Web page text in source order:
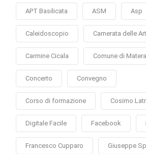
APT Basilicata ASM Asp
Caleidoscopio Camerata delle
Carmine Cicala Comune di Matera
Concerto Convegno
Corso di formazione Cosimo
Digitale Facile Facebook
Francesco Cupparo Giuseppe